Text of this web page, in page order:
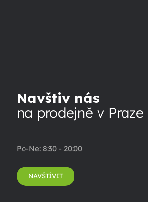
Navštiv nás
na prodejně v Praze
Po-Ne: 8:30 - 20:00
NAVŠTÍVIT